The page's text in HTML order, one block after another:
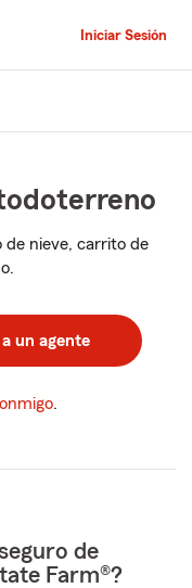
Iniciar Sesión
nieve, carrito de
un agente
.
de
Farm®?